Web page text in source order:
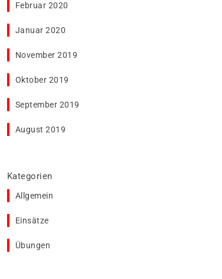
Februar 2020
Januar 2020
November 2019
Oktober 2019
September 2019
August 2019
Kategorien
Allgemein
Einsätze
Übungen